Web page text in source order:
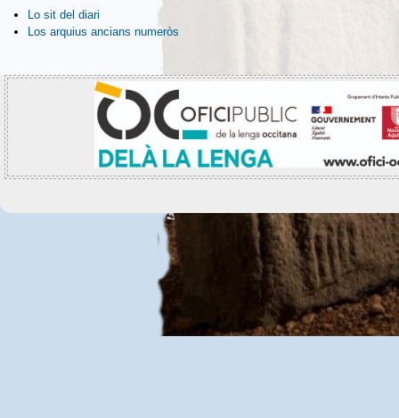
Lo sit del diari
Los arquius ancians numeròs